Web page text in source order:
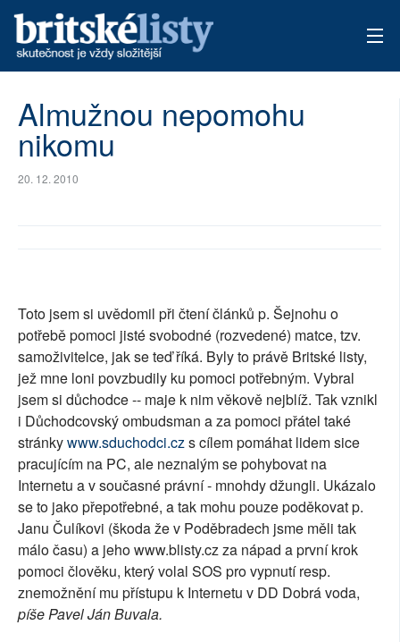
ARCHIV
TÉMATA
Almužnou nepomohu
nikomu
20. 12. 2010
Toto jsem si uvědomil při čtení článků p. Šejnohu o
potřebě pomoci jisté svobodné (rozvedené) matce, tzv.
samoživitelce, jak se teď říká. Byly to právě Britské listy,
jež mne loni povzbudily ku pomoci potřebným. Vybral
jsem si důchodce -- maje k nim věkově nejblíž. Tak vznikl
i Důchodcovský ombudsman a za pomoci přátel také
stránkywww.sduchodci.czs cílem pomáhat lidem sice
pracujícím na PC, ale neznalým se pohybovat na
Internetu a v současné právní - mnohdy džungli. Ukázalo
se to jako přepotřebné, a tak mohu pouze poděkovat p.
Janu Čulíkovi (škoda že v Poděbradech jsme měli tak
málo času) a jeho www.blisty.cz za nápad a první krok
pomoci člověku, který volal SOS pro vypnutí resp.
znemožnění mu přístupu k Internetu v DD Dobrá voda,
píše Pavel Ján Buvala.